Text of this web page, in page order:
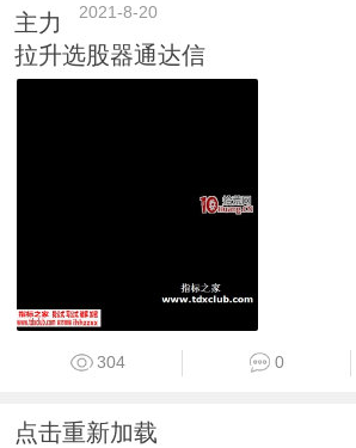
2021-8-20
主力
拉升选股器通达信
304 0
点击重新加载